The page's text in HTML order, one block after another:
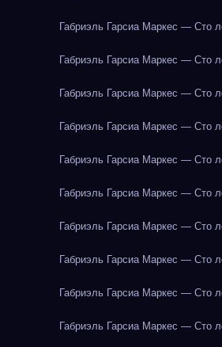
Габриэль Гарсиа Маркес — Сто
Габриэль Гарсиа Маркес — Сто
Габриэль Гарсиа Маркес — Сто
Габриэль Гарсиа Маркес — Сто
Габриэль Гарсиа Маркес — Сто
Габриэль Гарсиа Маркес — Сто
Габриэль Гарсиа Маркес — Сто
Габриэль Гарсиа Маркес — Сто
Габриэль Гарсиа Маркес — Сто
Габриэль Гарсиа Маркес — Сто